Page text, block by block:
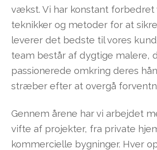
vækst. Vi har konstant forbedret
teknikker og metoder for at
leverer det bedste til vores
team består af dygtige malere,
passionerede omkring deres
stræber efter at overgå
Gennem årene har vi arbejdet
vifte af projekter, fra private
kommercielle bygninger. Hver